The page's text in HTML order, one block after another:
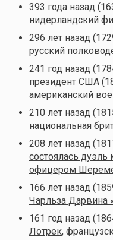
393 года назад
нидерландский
296 лет назад
русский
241 год назад
президент США
американский
210 лет назад
национальная
208 лет назад
состоялась
офицером
166 лет назад
Чарльза Дарвина
161 год назад
Лотрек,